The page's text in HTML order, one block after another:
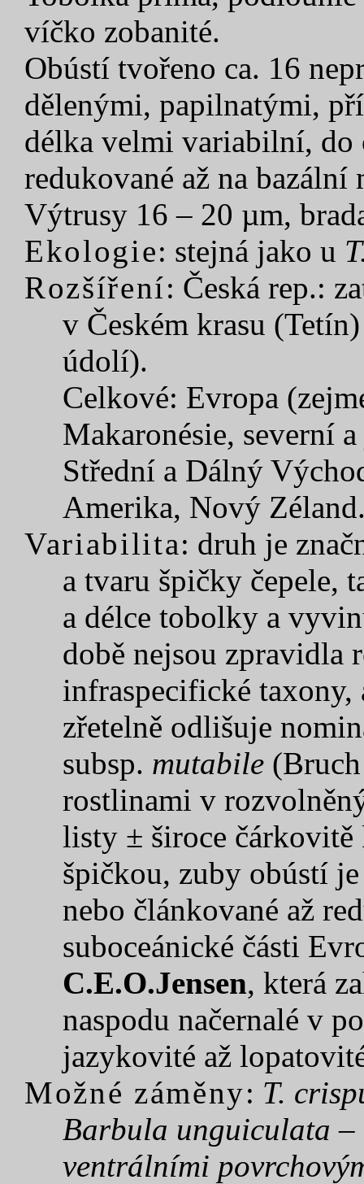
víčko zobanité.
Obústí tvořeno ca. 16
dělenými, papilnatými,
délka velmi variabilní, do
redukované až na bazální
Výtrusy 16 – 20 µm,
Ekologie: stejná jako u
Rozšíření: Česká rep.:
v Českém krasu
údolí).
Celkové: Evropa
Makaronésie, severní
Střední a Dálný
Amerika, Nový
Variabilita: druh je
a tvaru špičky čepele,
a délce tobolky a
době nejsou zpravidla
infraspecifické
zřetelně odlišuje
subsp. mutabile
rostlinami v
listy ± široce
špičkou, zuby obústí
nebo článkované až
suboceánické části
C.E.O.Jensen, která
naspodu načernalé v
jazykovité až
Možné záměny: T.
Barbula unguiculata –
ventrálními